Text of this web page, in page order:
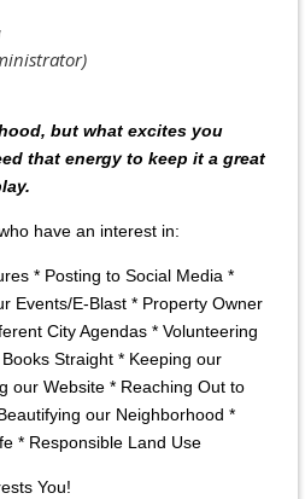
but what excites you
that energy to keep it a great
have an interest in:
* Posting to Social Media *
Events/E-Blast * Property Owner
City Agendas * Volunteering
Straight * Keeping our
our Website * Reaching Out to
our Neighborhood *
* Responsible Land Use
You!